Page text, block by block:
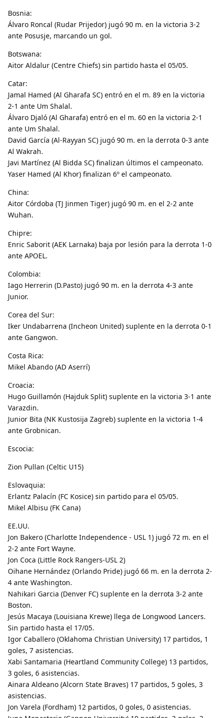
Bosnia:
Álvaro Roncal (Rudar Prijedor) jugó 90 m. en la victoria 3-2
ante Posusje, marcando un gol.
Botswana:
Aitor Aldalur (Centre Chiefs) sin partido hasta el 05/05.
Catar:
Jamal Hamed (Al Gharafa SC) entró en el m. 89 en la victoria
2-1 ante Um Shalal.
Álvaro Djaló (Al Gharafa) entró en el m. 60 en la victoria 2-1
ante Um Shalal.
David García (Al-Rayyan SC) jugó 90 m. en la derrota 0-3 ante
Al Wakrah.
Javi Martínez (Al Bidda SC) finalizan últimos el campeonato.
Yaser Hamed (Al Khor) finalizan 6º el campeonato.
China:
Aitor Córdoba (TJ Jinmen Tiger) jugó 90 m. en el 2-2 ante
Wuhan.
Chipre:
Enric Saborit (AEK Larnaka) baja por lesión para la derrota 1-0
ante APOEL.
Colombia:
Iago Herrerin (D.Pasto) jugó 90 m. en la derrota 4-3 ante
Junior.
Corea del Sur:
Iker Undabarrena (Incheon United) suplente en la derrota 0-1
ante Gangwon.
Costa Rica:
Mikel Abando (AD Aserrí)
Croacia:
Hugo Guillamón (Hajduk Split) suplente en la victoria 3-1 ante
Varazdin.
Junior Bita (NK Kustosija Zagreb) suplente en la victoria 1-4
ante Grobnican.
Escocia:
Zion Pullan (Celtic U15)
Eslovaquia:
Erlantz Palacín (FC Kosice) sin partido para el 05/05.
Mikel Albisu (FK Cana)
EE.UU.
Jon Bakero (Charlotte Independence - USL 1) jugó 72 m. en el
2-2 ante Fort Wayne.
Jon Coca (Little Rock Rangers-USL 2)
Oihane Hernández (Orlando Pride) jugó 66 m. en la derrota 2-
4 ante Washington.
Nahikari Garcia (Denver FC) suplente en la derrota 3-2 ante
Boston.
Jesús Macaya (Louisiana Krewe) llega de Longwood Lancers.
Sin partido hasta el 17/05.
Igor Caballero (Oklahoma Christian University) 17 partidos, 1
goles, 7 asistencias.
Xabi Santamaria (Heartland Community College) 13 partidos,
3 goles, 6 asistencias.
Ainara Aldeano (Alcorn State Braves) 17 partidos, 5 goles, 3
asistencias.
Jon Varela (Fordham) 12 partidos, 0 goles, 0 asistencias.